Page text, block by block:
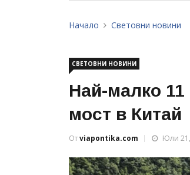
Начало Световни новини
СВЕТОВНИ НОВИНИ
Най-малко 11
мост в Китай
Отviapontika.com Юли 21,